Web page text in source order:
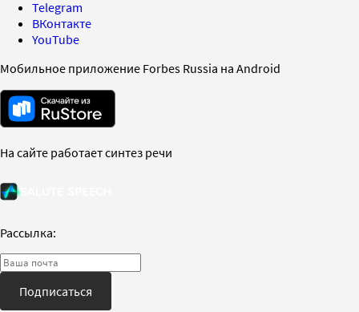
Telegram
ВКонтакте
YouTube
Мобильное приложение Forbes Russia на Android
На сайте работает синтез речи
Рассылка:
Подписаться